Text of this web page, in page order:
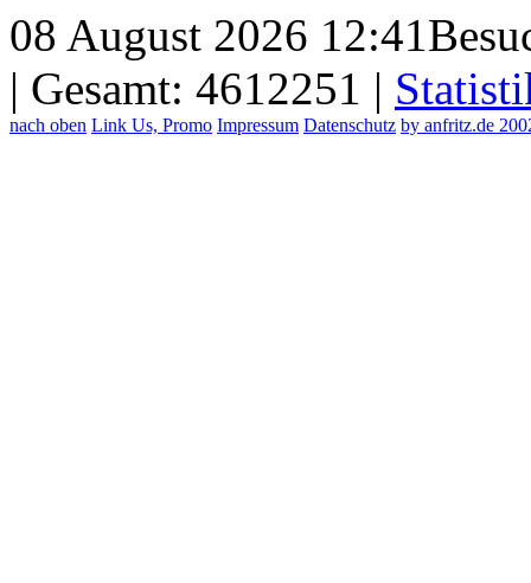
08 August 2026 12:41
| Gesamt: 4612251 |
nach oben Link Us, Promo Impressum Datenschutz by anfritz.de